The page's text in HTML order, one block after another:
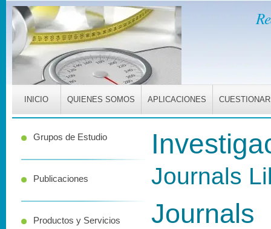
INICIO QUIENES SOMOS APLICACIONES
Grupos de Estudio
Publicaciones
Productos y Servicios
Journals
Journals